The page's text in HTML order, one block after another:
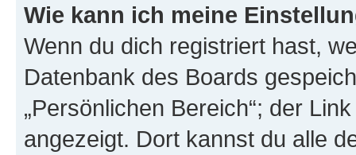
Wie kann ich meine
Wenn du dich registriert hast,
Datenbank des Boards
„Persönlichen Bereich“; der
angezeigt. Dort kannst du alle